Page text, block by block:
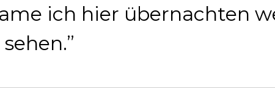
ich hier übernachten